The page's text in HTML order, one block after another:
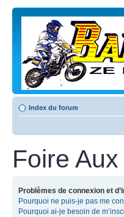
Index du forum
Foire
Problèmes de connexion et
Pourquoi ne puis-je pas me
Pourquoi ai-je besoin de